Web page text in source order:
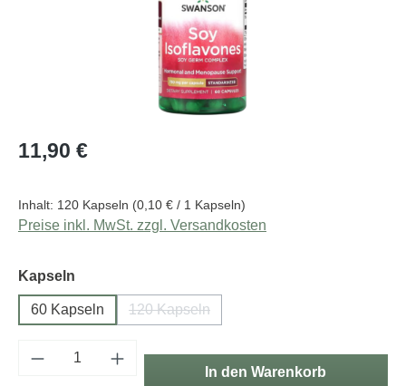
Regulärer Preis:
11,90 €
Inhalt: 120 Kapseln (0,10 € / 1 Kapseln)
Preise inkl. MwSt. zzgl. Versandkosten
Kapseln
60 Kapseln 120 Kapseln
(Diese Option ist zurzeit nicht verfügbar.)
Produkt Anzahl: Gib den gewünschten
In den Warenkorb